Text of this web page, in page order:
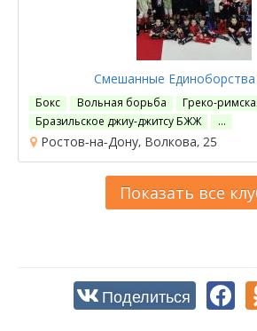
Смешанные
Бокс Вольная борьба
Греко-
Бразильское джиу-джитсу БЖЖ
…
Ростов-на-Дону, Волкова, 25
Показать все
Поделиться